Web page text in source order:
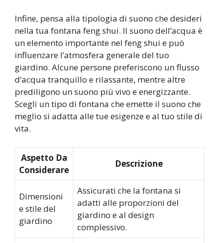
Infine, pensa alla tipologia di suono che desideri
nella tua fontana feng shui. Il suono dell’acqua è
un elemento importante nel feng shui e può
influenzare l’atmosfera generale del tuo
giardino. Alcune persone preferiscono un flusso
d’acqua tranquillo e rilassante, mentre altre
prediligono un suono più vivo e energizzante.
Scegli un tipo di fontana che emette il suono che
meglio si adatta alle tue esigenze e al tuo stile di
vita.
Aspetto Da
Considerare
Descrizione
Dimensioni
e stile del
giardino
Assicurati che la fontana si
adatti alle proporzioni del
giardino e al design
complessivo.